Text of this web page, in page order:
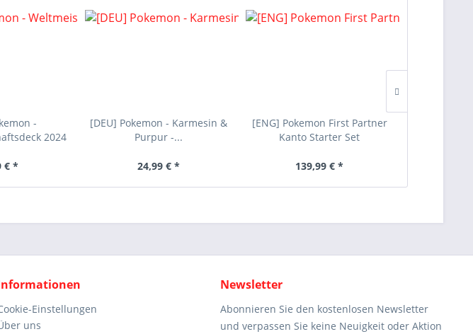
-
2024
€ *
[DEU] Pokemon - Karmesin &
Purpur -...
24,99 € *
[ENG] Pokemon First Partner
Kanto Starter Set
139,99 € *
Einstellungen
uns
Newsletter
Abonnieren Sie den kostenlosen Newsletter
und verpassen Sie keine Neuigkeit oder Aktion